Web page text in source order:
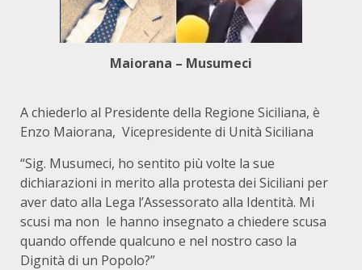
Maiorana – Musumeci
A chiederlo al Presidente della Regione Siciliana, è
Enzo Maiorana, Vicepresidente di Unità Siciliana
“Sig. Musumeci, ho sentito più volte la sue
dichiarazioni in merito alla protesta dei Siciliani per
aver dato alla Lega l’Assessorato alla Identità. Mi
scusi ma non le hanno insegnato a chiedere scusa
quando offende qualcuno e nel nostro caso la
Dignità di un Popolo?”